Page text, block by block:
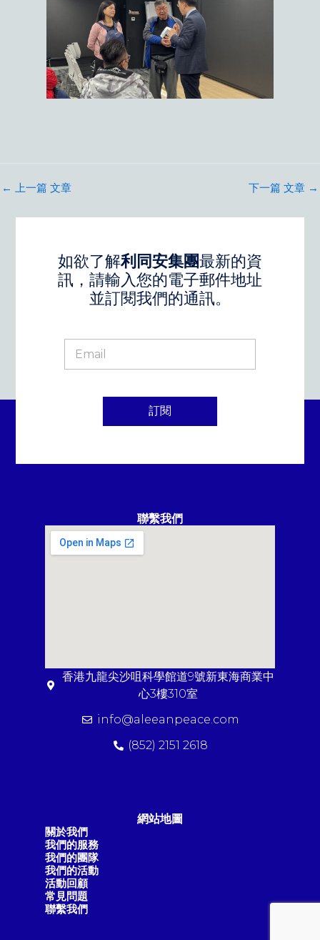
← 上一篇 文章 下一篇 文章 →
如欲了解利同安集團最新的資
訊，請輸入您的電子郵件地址
並訂閱我們的通訊。
訂閱
聯繫我們
香港九龍尖沙咀科學館道9號新東海商業中
心3樓310室
info@aleeanpeace.com
(852) 2151 2618
網站地圖
關於我們
我們的服務
我們的團隊
我們的活動
活動回顧
常見問題
聯繫我們